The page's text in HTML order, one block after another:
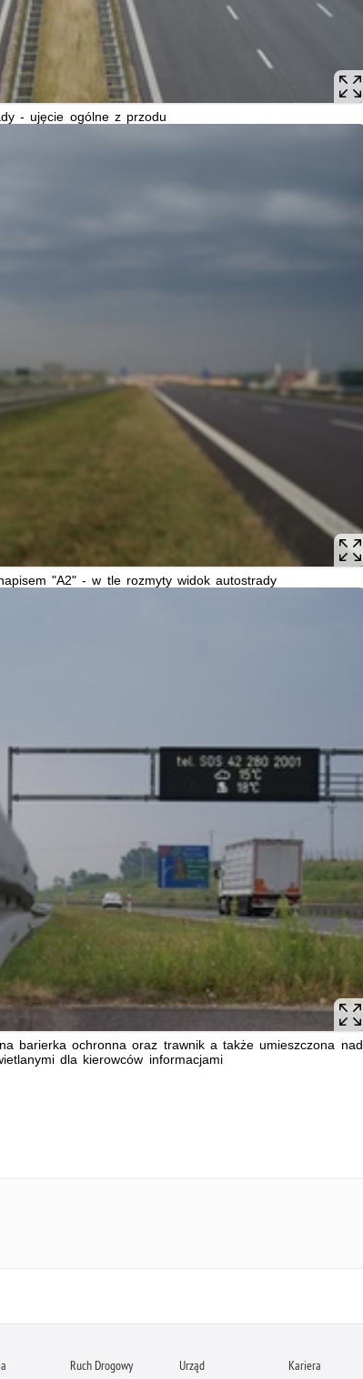
- ujęcie ogólne z przodu
"A2" - w tle rozmyty widok autostrady
barierka ochronna oraz trawnik a także umieszczona nad
dla kierowców informacjami
Ruch Drogowy Urząd Kariera